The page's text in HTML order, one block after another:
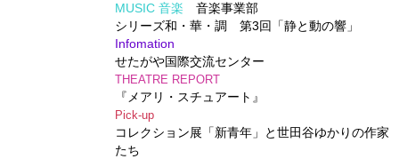
MUSIC 音楽 音楽事業部
シリーズ和・華・調 第3回「静と動の響」
Infomation
せたがや国際交流センター
THEATRE REPORT
『メアリ・スチュアート』
Pick-up
コレクション展「新青年」と世田谷ゆかりの作家
たち